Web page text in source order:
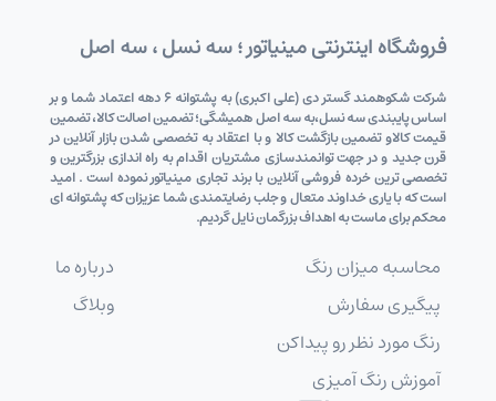
فروشگاه اینترنتی مینیاتور ؛ سه نسل ، سه اصل
شرکت شکوهمند گستر دی (علی اکبری) به پشتوانه 6 دهه اعتماد شما و بر
اساس پایبندی سه نسل،به سه اصل همیشگی؛ تضمین اصالت کالا، تضمین
قیمت کالاو تضمین بازگشت کالا و با اعتقاد به تخصصی شدن بازار آنلاین در
قرن جدید و در جهت توانمندسازی مشتریان اقدام به راه اندازی بزرگترین و
تخصصی ترین خرده فروشی آنلاین با برند تجاری مینیاتور نموده است . امید
است که با یاری خداوند متعال و جلب رضایتمندی شما عزیزان که پشتوانه ای
محکم برای ماست به اهداف بزرگمان نایل گردیم.
محاسبه میزان رنگ
پیگیری سفارش
رنگ مورد نظر رو پیداکن
آموزش رنگ آمیزی
درباره ما
وبلاگ